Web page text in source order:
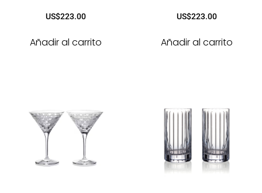
US$223.00
Añadir al carrito
US$223.00
Añadir al carrito